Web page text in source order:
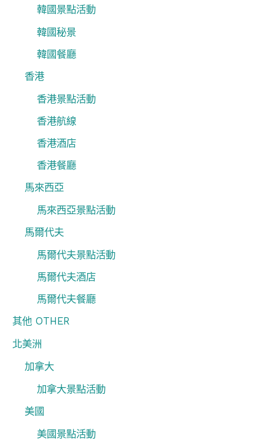
韓國景點活動
韓國秘景
韓國餐廳
香港
香港景點活動
香港航線
香港酒店
香港餐廳
馬來西亞
馬來西亞景點活動
馬爾代夫
馬爾代夫景點活動
馬爾代夫酒店
馬爾代夫餐廳
其他 OTHER
北美洲
加拿大
加拿大景點活動
美國
美國景點活動